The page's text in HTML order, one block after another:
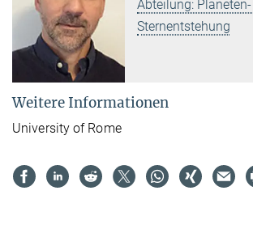
Abteilung:
Sternentstehung
Weitere Informationen
University of Rome